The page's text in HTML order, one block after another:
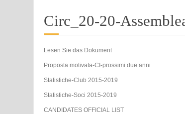
Circ_20-20-
Lesen Sie das Dokument
Proposta motivata-CI-prossimi due anni
Statistiche-Club 2015-2019
Statistiche-Soci 2015-2019
CANDIDATES OFFICIAL LIST